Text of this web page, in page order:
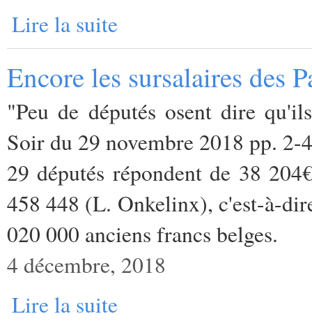
Lire la suite
Encore les sursalaires des
"Peu de députés osent dire
Soir du 29 novembre 2018 pp. 2-4
29 députés répondent de 38
458 448 (L. Onkelinx), c'est-à-
020 000 anciens francs belges.
4 décembre, 2018
Lire la suite